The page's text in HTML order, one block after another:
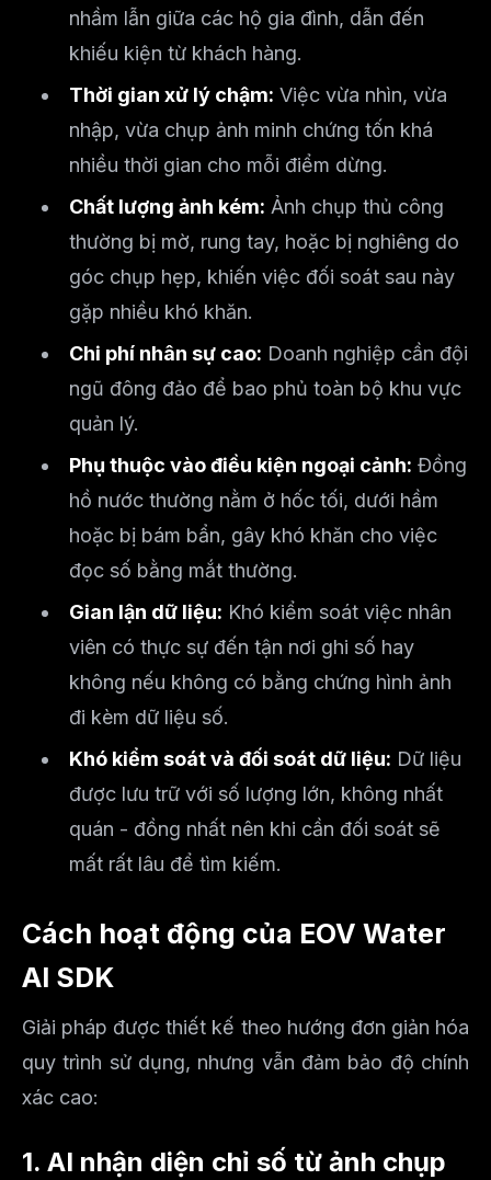
nhầm lẫn giữa các hộ gia đình, dẫn đến
khiếu kiện từ khách hàng.
Thời gian xử lý chậm: Việc vừa nhìn, vừa
nhập, vừa chụp ảnh minh chứng tốn khá
nhiều thời gian cho mỗi điểm dừng.
Chất lượng ảnh kém: Ảnh chụp thủ công
thường bị mờ, rung tay, hoặc bị nghiêng do
góc chụp hẹp, khiến việc đối soát sau này
gặp nhiều khó khăn.
Chi phí nhân sự cao: Doanh nghiệp cần đội
ngũ đông đảo để bao phủ toàn bộ khu vực
quản lý.
Phụ thuộc vào điều kiện ngoại cảnh: Đồng
hồ nước thường nằm ở hốc tối, dưới hầm
hoặc bị bám bẩn, gây khó khăn cho việc
đọc số bằng mắt thường.
Gian lận dữ liệu: Khó kiểm soát việc nhân
viên có thực sự đến tận nơi ghi số hay
không nếu không có bằng chứng hình ảnh
đi kèm dữ liệu số.
Khó kiểm soát và đối soát dữ liệu: Dữ liệu
được lưu trữ với số lượng lớn, không nhất
quán - đồng nhất nên khi cần đối soát sẽ
mất rất lâu để tìm kiếm.
Cách hoạt động của EOV Water
AI SDK
Giải pháp được thiết kế theo hướng đơn giản hóa
quy trình sử dụng, nhưng vẫn đảm bảo độ chính
xác cao:
1. AI nhận diện chỉ số từ ảnh chụp